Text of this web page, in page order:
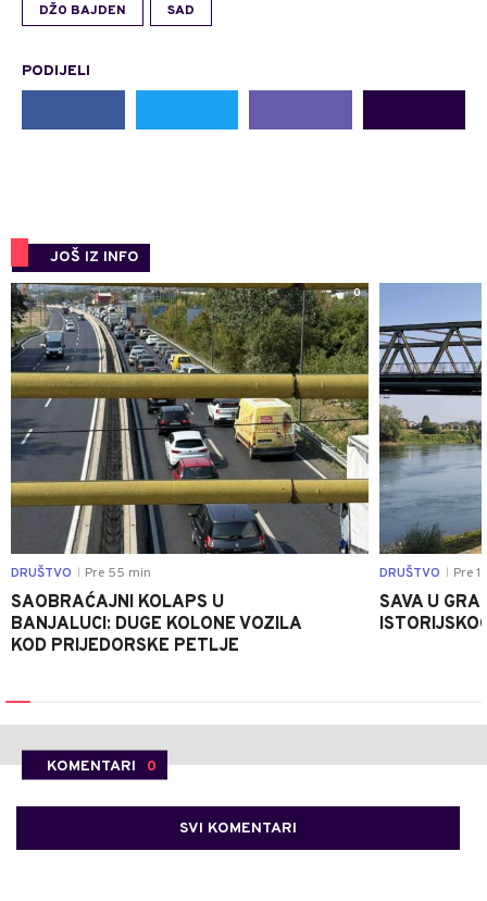
DŽO BAJDEN SAD
PODIJELI
JOŠ IZ INFO
0
DRUŠTVO Pre 55 min
SAOBRAĆAJNI KOLAPS U
BANJALUCI: DUGE KOLONE VOZILA
KOD PRIJEDORSKE PETLJE
DRUŠTVO Pre 1
SAVA U
KOMENTARI 0
SVI KOMENTARI